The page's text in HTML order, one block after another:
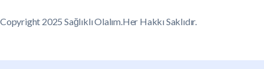
Copyright 2025 Sağlıklı Olalım.Her Hakkı Saklıdır.